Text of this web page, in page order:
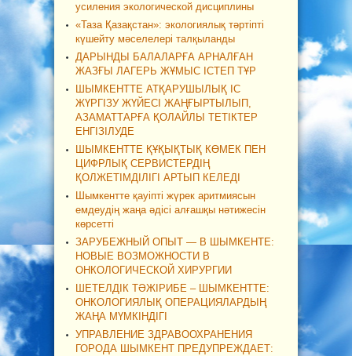
усиления экологической дисциплины
«Таза Қазақстан»: экологиялық тәртіпті
күшейту мәселелері талқыланды
ДАРЫНДЫ БАЛАЛАРҒА АРНАЛҒАН
ЖАЗҒЫ ЛАГЕРЬ ЖҰМЫС ІСТЕП ТҰР
ШЫМКЕНТТЕ АТҚАРУШЫЛЫҚ ІС
ЖҮРГІЗУ ЖҮЙЕСІ ЖАҢҒЫРТЫЛЫП,
АЗАМАТТАРҒА ҚОЛАЙЛЫ ТЕТІКТЕР
ЕНГІЗІЛУДЕ
ШЫМКЕНТТЕ ҚҰҚЫҚТЫҚ КӨМЕК ПЕН
ЦИФРЛЫҚ СЕРВИСТЕРДІҢ
ҚОЛЖЕТІМДІЛІГІ АРТЫП КЕЛЕДІ
Шымкентте қауіпті жүрек аритмиясын
емдеудің жаңа әдісі алғашқы нәтижесін
көрсетті
ЗАРУБЕЖНЫЙ ОПЫТ — В ШЫМКЕНТЕ:
НОВЫЕ ВОЗМОЖНОСТИ В
ОНКОЛОГИЧЕСКОЙ ХИРУРГИИ
ШЕТЕЛДІК ТӘЖІРИБЕ – ШЫМКЕНТТЕ:
ОНКОЛОГИЯЛЫҚ ОПЕРАЦИЯЛАРДЫҢ
ЖАҢА МҮМКІНДІГІ
УПРАВЛЕНИЕ ЗДРАВООХРАНЕНИЯ
ГОРОДА ШЫМКЕНТ ПРЕДУПРЕЖДАЕТ: